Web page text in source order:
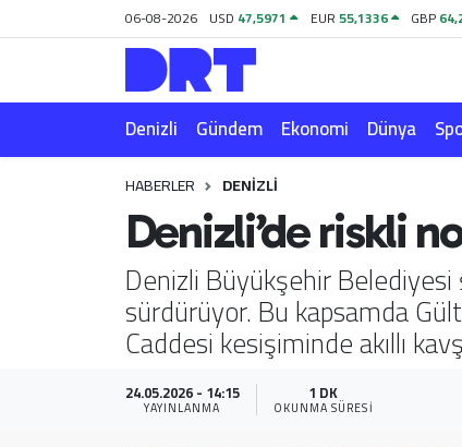
06-08-2026 USD 47,5971 EUR55,1336 GBP
Denizli Gündem Ekonomi Dünya
HABERLER DENIZLI
Denizli’de riskli
Denizli Büyükşehir Belediyesi
sürdürüyor. Bu kapsamda
Caddesi kesişiminde akıllı
24.05.2026 - 14:15
YAYINLANMA
1 DK
OKUNMA SÜRESI
Gündem
Ekonomi
Magazin
Hava Durumu
Trafik Durumu
Puan Durumu ve Fikstür
Tüm Manşetler
Son Dakika Haberleri
Haber Arşivi